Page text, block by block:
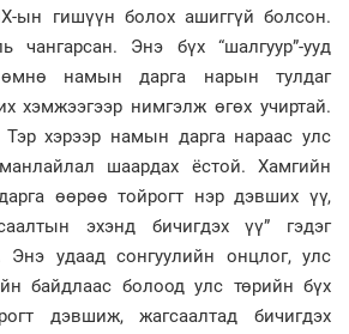
ын гишүүн болох ашиггүй болсон.
чангарсан. Энэ бүх “шалгуур”-ууд
өмнө намын дарга нарын тулдаг
хэмжээгээр нимгэлж өгөх учиртай.
хэрээр намын дарга нараас улс
шаардах ёстой. Хамгийн
өөрөө тойрогт нэр дэвших үү,
эхэнд бичигдэх үү” гэдэг
Энэ удаад сонгуулийн онцлог, улс
байдлаас болоод улс төрийн бүх
дэвшиж, жагсаалтад бичигдэх